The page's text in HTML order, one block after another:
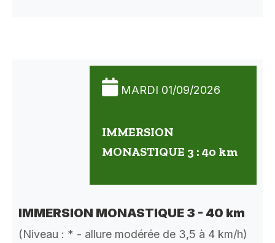
MARDI 01/09/2026
IMMERSION
MONASTIQUE 3 : 40 km
IMMERSION MONASTIQUE 3 - 40 km
(Niveau : * - allure modérée de 3,5 à 4 km/h)